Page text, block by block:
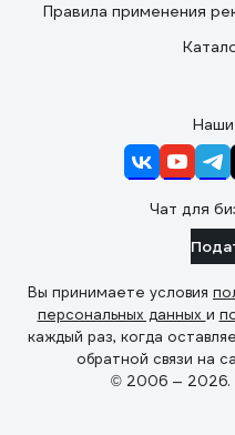
Правила применения
Наши
Чат для
Вы принимаете условия
персональных данных и
каждый раз, когда
обратной связи на
© 2006 — 2026.